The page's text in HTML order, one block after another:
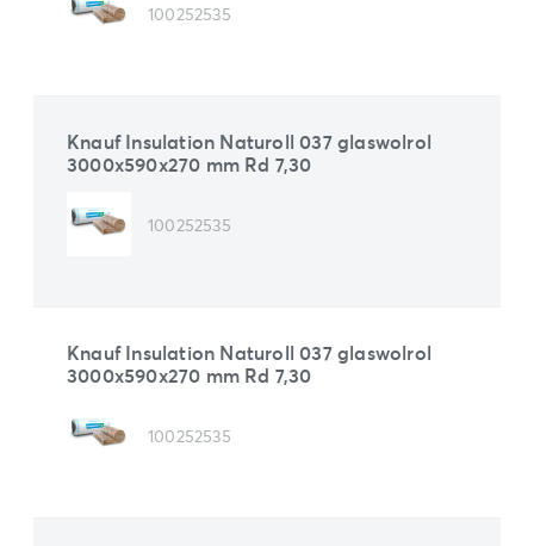
100252535
Knauf Insulation Naturoll 037 glaswolrol
3000x590x270 mm Rd 7,30
100252535
Knauf Insulation Naturoll 037 glaswolrol
3000x590x270 mm Rd 7,30
100252535